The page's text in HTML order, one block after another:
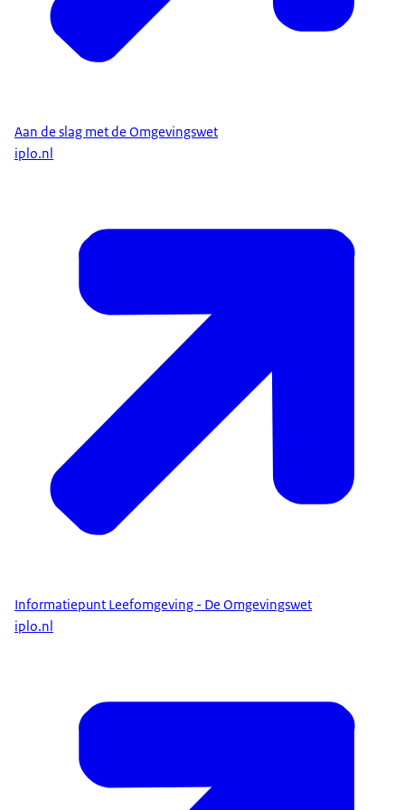
Bijvoorbeeld als u plannen hebt om
uw huis te verbouwen, een evenement wilt
organiseren...
plaatsen naast uw bedrijfspand.
of u een vergunning nodig hebt
Dat kan in het nieuwe
digitale Omgevingsloket.
Hier vindt u informatie over de regels en plannen
gemeenten, provincies, waterschappen en het
Rijk.
U vindt het omgevingsplan van uw gemeente
bijvoorbeeld in het nieuwe Omgevingsloket.
U checkt in het Omgevingsloket of u
In datzelfde loket doet u daarna uw aanvraag.
als iemand anders
iets wil veranderen in uw leefomgeving.
Bijvoorbeeld als uw buren
een garage willen neerzetten,
Aan de slag met de Omgevingswet
iplo.nl
Informatiepunt Leefomgeving - De Omgevingswet
iplo.nl